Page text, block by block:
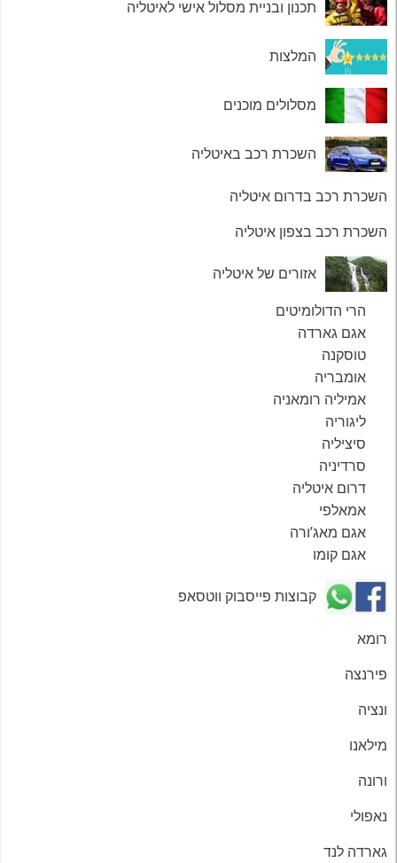
תכנון ובניית מסלול אישי לאיטליה
המלצות
מסלולים מוכנים
השכרת רכב באיטליה
השכרת רכב בדרום איטליה
השכרת רכב בצפון איטליה
אזורים של איטליה
הרי הדולומיטים
אגם גארדה
טוסקנה
אומבריה
אמיליה רומאניה
ליגוריה
סיציליה
סרדיניה
דרום איטליה
אמאלפי
אגם מאג’ורה
אגם קומו
קבוצות פייסבוק ווטסאפ
רומא
פירנצה
ונציה
מילאנו
ורונה
נאפולי
גארדה לנד